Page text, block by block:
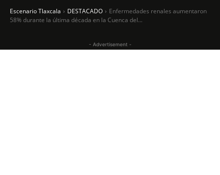
Escenario Tlaxcala DESTACADO
Enfermedades renales aumentaron
58% durante la última década en la Cuenca del...
- Advertisement -